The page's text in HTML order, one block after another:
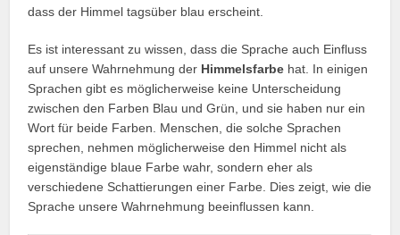
dass der Himmel tagsüber blau erscheint.
Es ist interessant zu wissen, dass die Sprache auch Einfluss
auf unsere Wahrnehmung der Himmelsfarbe hat. In einigen
Sprachen gibt es möglicherweise keine Unterscheidung
zwischen den Farben Blau und Grün, und sie haben nur ein
Wort für beide Farben. Menschen, die solche Sprachen
sprechen, nehmen möglicherweise den Himmel nicht als
eigenständige blaue Farbe wahr, sondern eher als
verschiedene Schattierungen einer Farbe. Dies zeigt, wie die
Sprache unsere Wahrnehmung beeinflussen kann.